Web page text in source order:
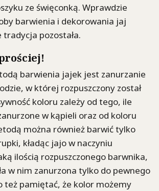
ze święconką. Wprawdzie
barwienia i dekorowania jaj
tradycja pozostała.
barwienia jajek jest zanurzanie
w której rozpuszczony został
koloru zależy od tego, ile
w kąpieli oraz od koloru
można również barwić tylko
kładąc jajo w naczyniu
ilością rozpuszczonego barwnika,
w nim zanurzona tylko do pewnego
też pamiętać, że kolor możemy